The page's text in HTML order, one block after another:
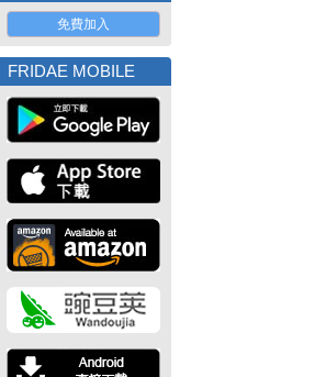
免費加入
FRIDAE MOBILE